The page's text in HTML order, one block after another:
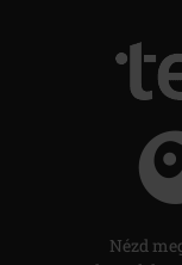
Nézd